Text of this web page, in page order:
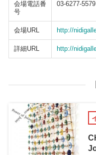
会場電話番
号
03-6277-5579
会場URL http://
詳細URL http://